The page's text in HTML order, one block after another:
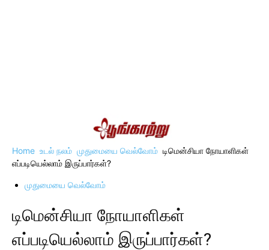
Home உடல் நலம் முதுமையை வெல்வோம் டிமென்சியா நோயாளிகள்
எப்படியெல்லாம் இருப்பார்கள்?
முதுமையை வெல்வோம்
டிமென்சியா நோயாளிகள்
எப்படியெல்லாம் இருப்பார்கள்?